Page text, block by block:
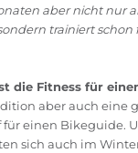
aber nicht nur
trainiert schon
die Fitness für
aber auch eine
einen Bikeguide.
sich auch im